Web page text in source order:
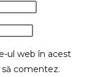
ul web în acest
comentez.